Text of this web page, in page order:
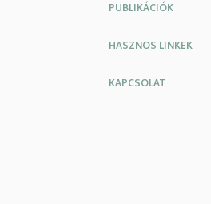
PUBLIKÁCIÓK
HASZNOS LINKEK
KAPCSOLAT